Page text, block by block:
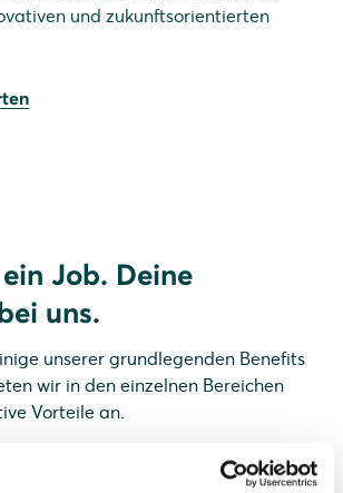
und zukunftsorientierten
Job. Deine
uns.
unserer grundlegenden Benefits
wir in den einzelnen Bereichen
Vorteile an.